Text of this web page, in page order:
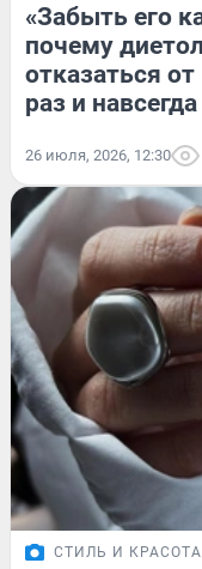
«Забыть его
почему
отказаться
раз и навсегда
26 июля, 2026, 12:30
СТИЛЬ И КРАСОТА